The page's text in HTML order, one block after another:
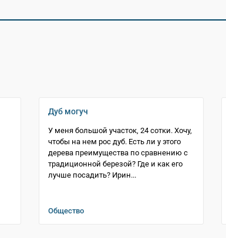
Дуб могуч
У меня большой участок, 24 сотки. Хочу,
чтобы на нем рос дуб. Есть ли у этого
дерева преимущества по сравнению с
традиционной березой? Где и как его
лучше посадить? Ирин...
Общество